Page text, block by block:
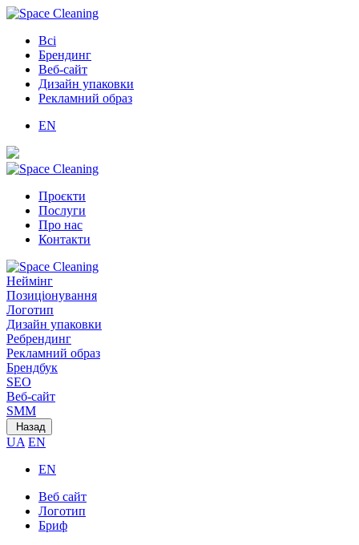
Всі
Брендинг
Веб-сайт
Дизайн упаковки
Рекламний образ
EN
Проєкти
Послуги
Про нас
Контакти
Неймінг
Позиціонування
Логотип
Дизайн упаковки
Ребрендинг
Рекламний образ
Брендбук
SEO
Веб-сайт
SMM
Назад
UA EN
EN
Веб сайт
Логотип
Бриф